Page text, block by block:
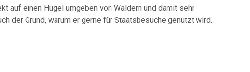
auf einen Hügel umgeben von Wäldern und damit sehr
der Grund, warum er gerne für Staatsbesuche genutzt wird.